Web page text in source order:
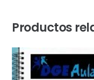
Productos